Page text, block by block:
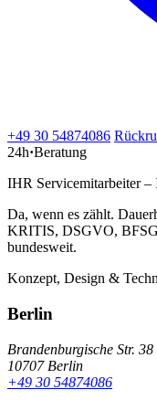
+49 30 54874086
24h·Beratung
IHR Servicemitarbeiter
Da, wenn es zählt.
KRITIS, DSGVO,
bundesweit.
Konzept, Design &
Berlin
Brandenburgische Str. 38
10707 Berlin
+49 30 54874086